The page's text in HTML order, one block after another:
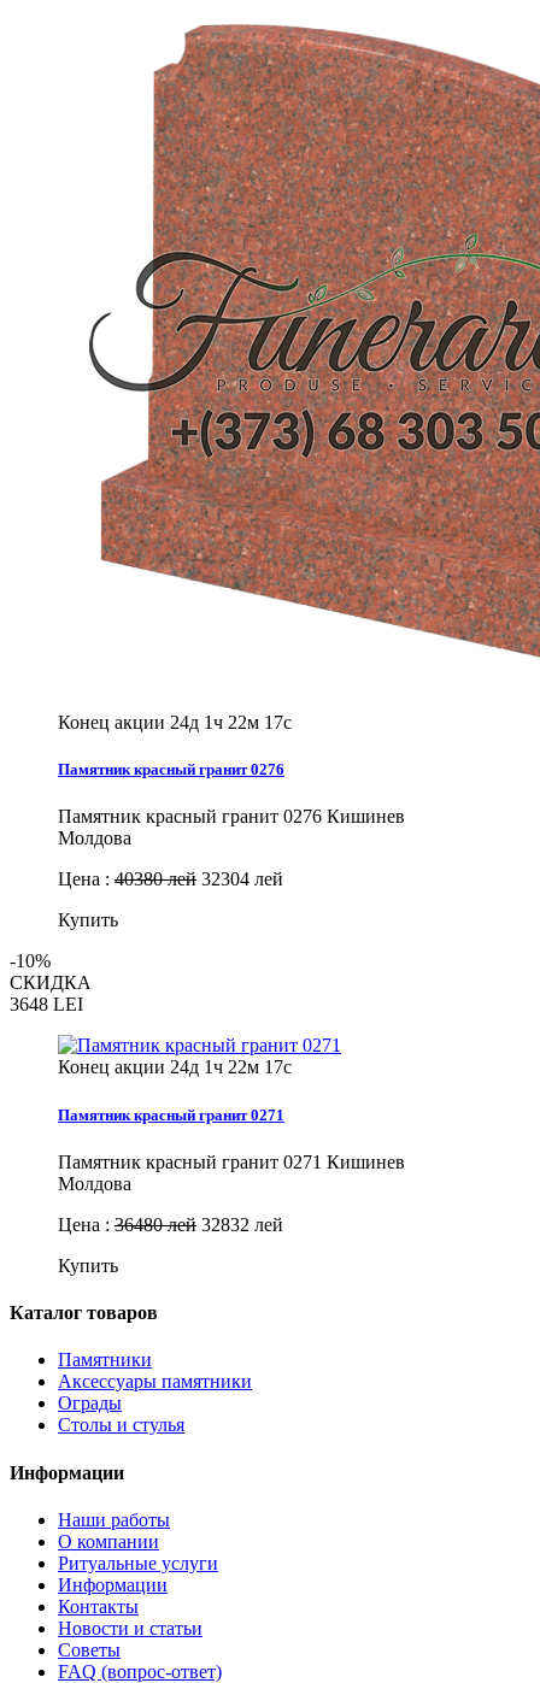
Конец акции 24д 1ч 22м 16с
Памятник красный гранит 0276
Памятник красный гранит 0276 Кишинев
Молдова
Цена : 40380 лей 32304 лей
Купить
-10%
СКИДКА
3648 LEI
Конец акции 24д 1ч 22м 16с
Памятник красный гранит 0271
Памятник красный гранит 0271 Кишинев
Молдова
Цена : 36480 лей 32832 лей
Купить
Каталог товаров
Памятники
Аксессуары памятники
Ограды
Столы и стулья
Информации
Наши работы
О компании
Ритуальные услуги
Информации
Контакты
Новости и статьи
Советы
FAQ (вопрос-ответ)